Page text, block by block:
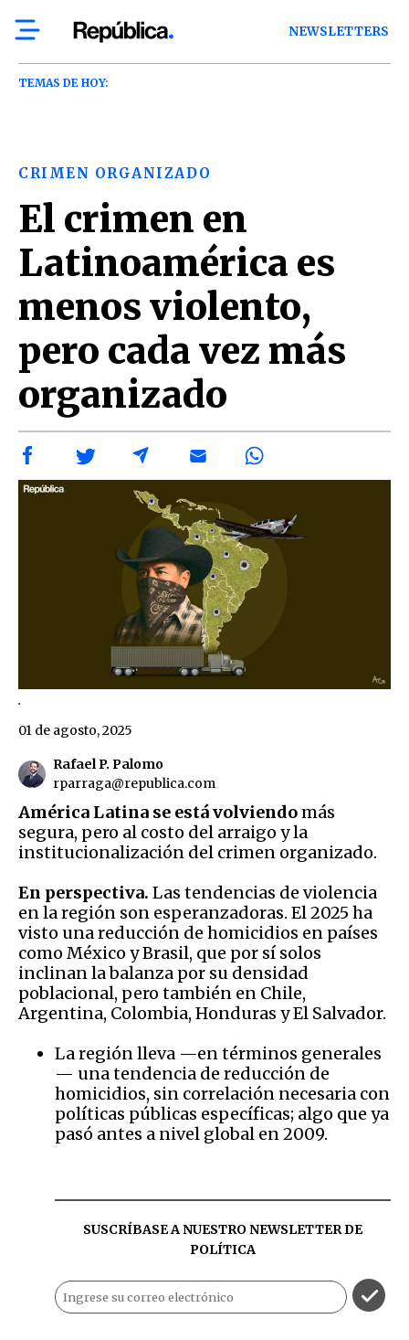
NEWSLETTERS
TEMAS DE HOY:
CRIMEN ORGANIZADO
El crimen en
Latinoamérica es
menos violento,
pero cada vez más
organizado
.
Rafael P. Palomo
rparraga@republica.com
01 de agosto, 2025
América Latina se está volviendomás
segura, pero al costo del arraigo y la
institucionalización del crimen organizado.
En perspectiva. Las tendencias de violencia
en la región son esperanzadoras. El 2025 ha
visto una reducción de homicidios en países
como México y Brasil, que por sí solos
inclinan la balanza por su densidad
poblacional, pero también en Chile,
Argentina, Colombia, Honduras y El Salvador.
La región lleva —en términos generales
— una tendencia de reducción de
homicidios, sin correlación necesaria con
políticas públicas específicas; algo que ya
pasó antes a nivel global en 2009.
SUSCRÍBASE A NUESTRO NEWSLETTER DE
POLÍTICA